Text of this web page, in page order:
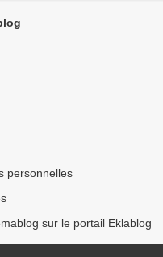
personnelles
sur le portail Eklablog